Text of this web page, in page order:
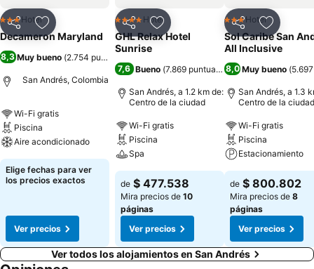
CompartirAgregar a favoritos
3 Estrellas
Hotel
Decameron Maryland
8,3 Muy bueno (2.754 puntuaciones
San Andrés, Colombia
Wi-Fi gratis
Piscina
Aire acondicionado
Elige fechas para ver
los precios exactos
Ver precios
CompartirAgregar a favoritos
4 EstrellasHotel
GHL Relax Hotel
Sunrise
7,6 Bueno (7.869 puntuaciones)
San Andrés, a 1.2 km de:
Centro de la ciudad
Wi-Fi gratis
Piscina
Spa
de $ 477.538
Mira precios de 10
páginas
Ver precios
CompartirAgregar
3 Estrellas
Hotel
Sol Caribe San
All Inclusive
8,0 Muy bueno (
San Andrés, a 1.3
Centro de la ciudad
Wi-Fi gratis
Piscina
Estacionamiento
de $ 800.802
Mira precios de 8
páginas
Ver precios
Ver todos los alojamientos en San Andrés